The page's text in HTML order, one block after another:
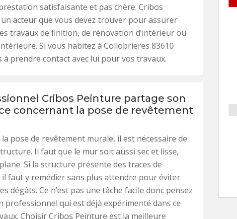
satisfaisante et pas chère. Cribos
acteur que vous devez trouver pour assurer
travaux de finition, de rénovation d’intérieur ou
Si vous habitez à Collobrieres 83610
à prendre contact avec lui pour vos travaux.
Cribos Peinture partage son
concernant la pose de revêtement
pose de revêtement murale, il est nécessaire de
Il faut que le mur soit aussi sec et lisse,
Si la structure présente des traces de
faut y remédier sans plus attendre pour éviter
dégâts. Ce n’est pas une tâche facile donc pensez
professionnel qui est déjà expérimenté dans ce
Choisir Cribos Peinture est la meilleure